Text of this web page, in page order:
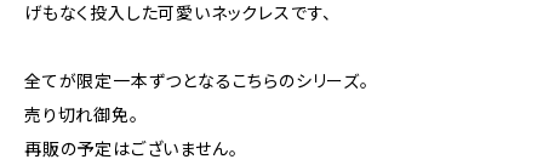
げもなく投入した可愛いネックレスです、
全てが限定一本ずつとなるこちらのシリーズ。
売り切れ御免。
再販の予定はございません。